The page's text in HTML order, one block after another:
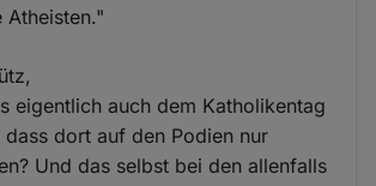
Atheisten."
eigentlich auch dem Katholikentag
dort auf den Podien nur
Und das selbst bei den allenfalls